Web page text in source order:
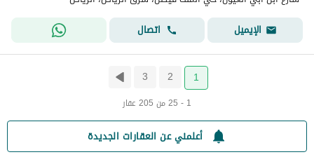
الإيميل
اتصال
1
2
3
1 - 25 من 205 عقار
أعلمني عن العقارات الجديدة